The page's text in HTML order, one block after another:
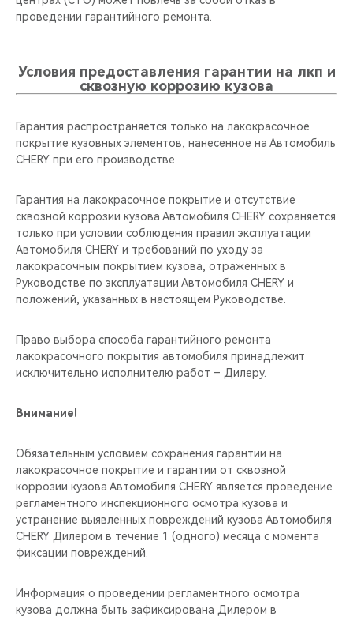
проведении гарантийного ремонта.
Условия предоставления гарантии на лкп и
сквозную коррозию кузова
Гарантия распространяется только на лакокрасочное
покрытие кузовных элементов, нанесенное на Автомобиль
CHERY при его производстве.
Гарантия на лакокрасочное покрытие и отсутствие
сквозной коррозии кузова Автомобиля CHERY сохраняется
только при условии соблюдения правил эксплуатации
Автомобиля CHERY и требований по уходу за
лакокрасочным покрытием кузова, отраженных в
Руководстве по эксплуатации Автомобиля CHERY и
положений, указанных в настоящем Руководстве.
Право выбора способа гарантийного ремонта
лакокрасочного покрытия автомобиля принадлежит
исключительно исполнителю работ – Дилеру.
Внимание!
Обязательным условием сохранения гарантии на
лакокрасочное покрытие и гарантии от сквозной
коррозии кузова Автомобиля CHERY является проведение
регламентного инспекционного осмотра кузова и
устранение выявленных повреждений кузова Автомобиля
CHERY Дилером в течение 1 (одного) месяца с момента
фиксации повреждений.
Информация о проведении регламентного осмотра
кузова должна быть зафиксирована Дилером в